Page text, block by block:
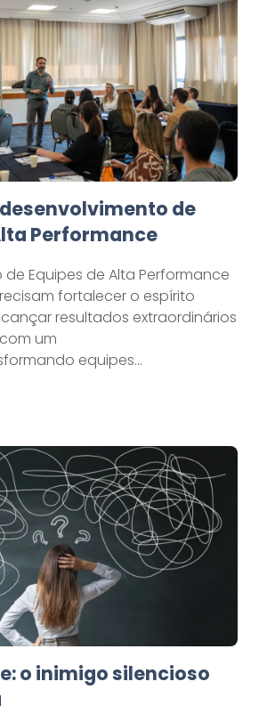
de
Performance
Equipes de Alta Performance
fortalecer o espírito
resultados extraordinários
um
equipes…
o inimigo silencioso